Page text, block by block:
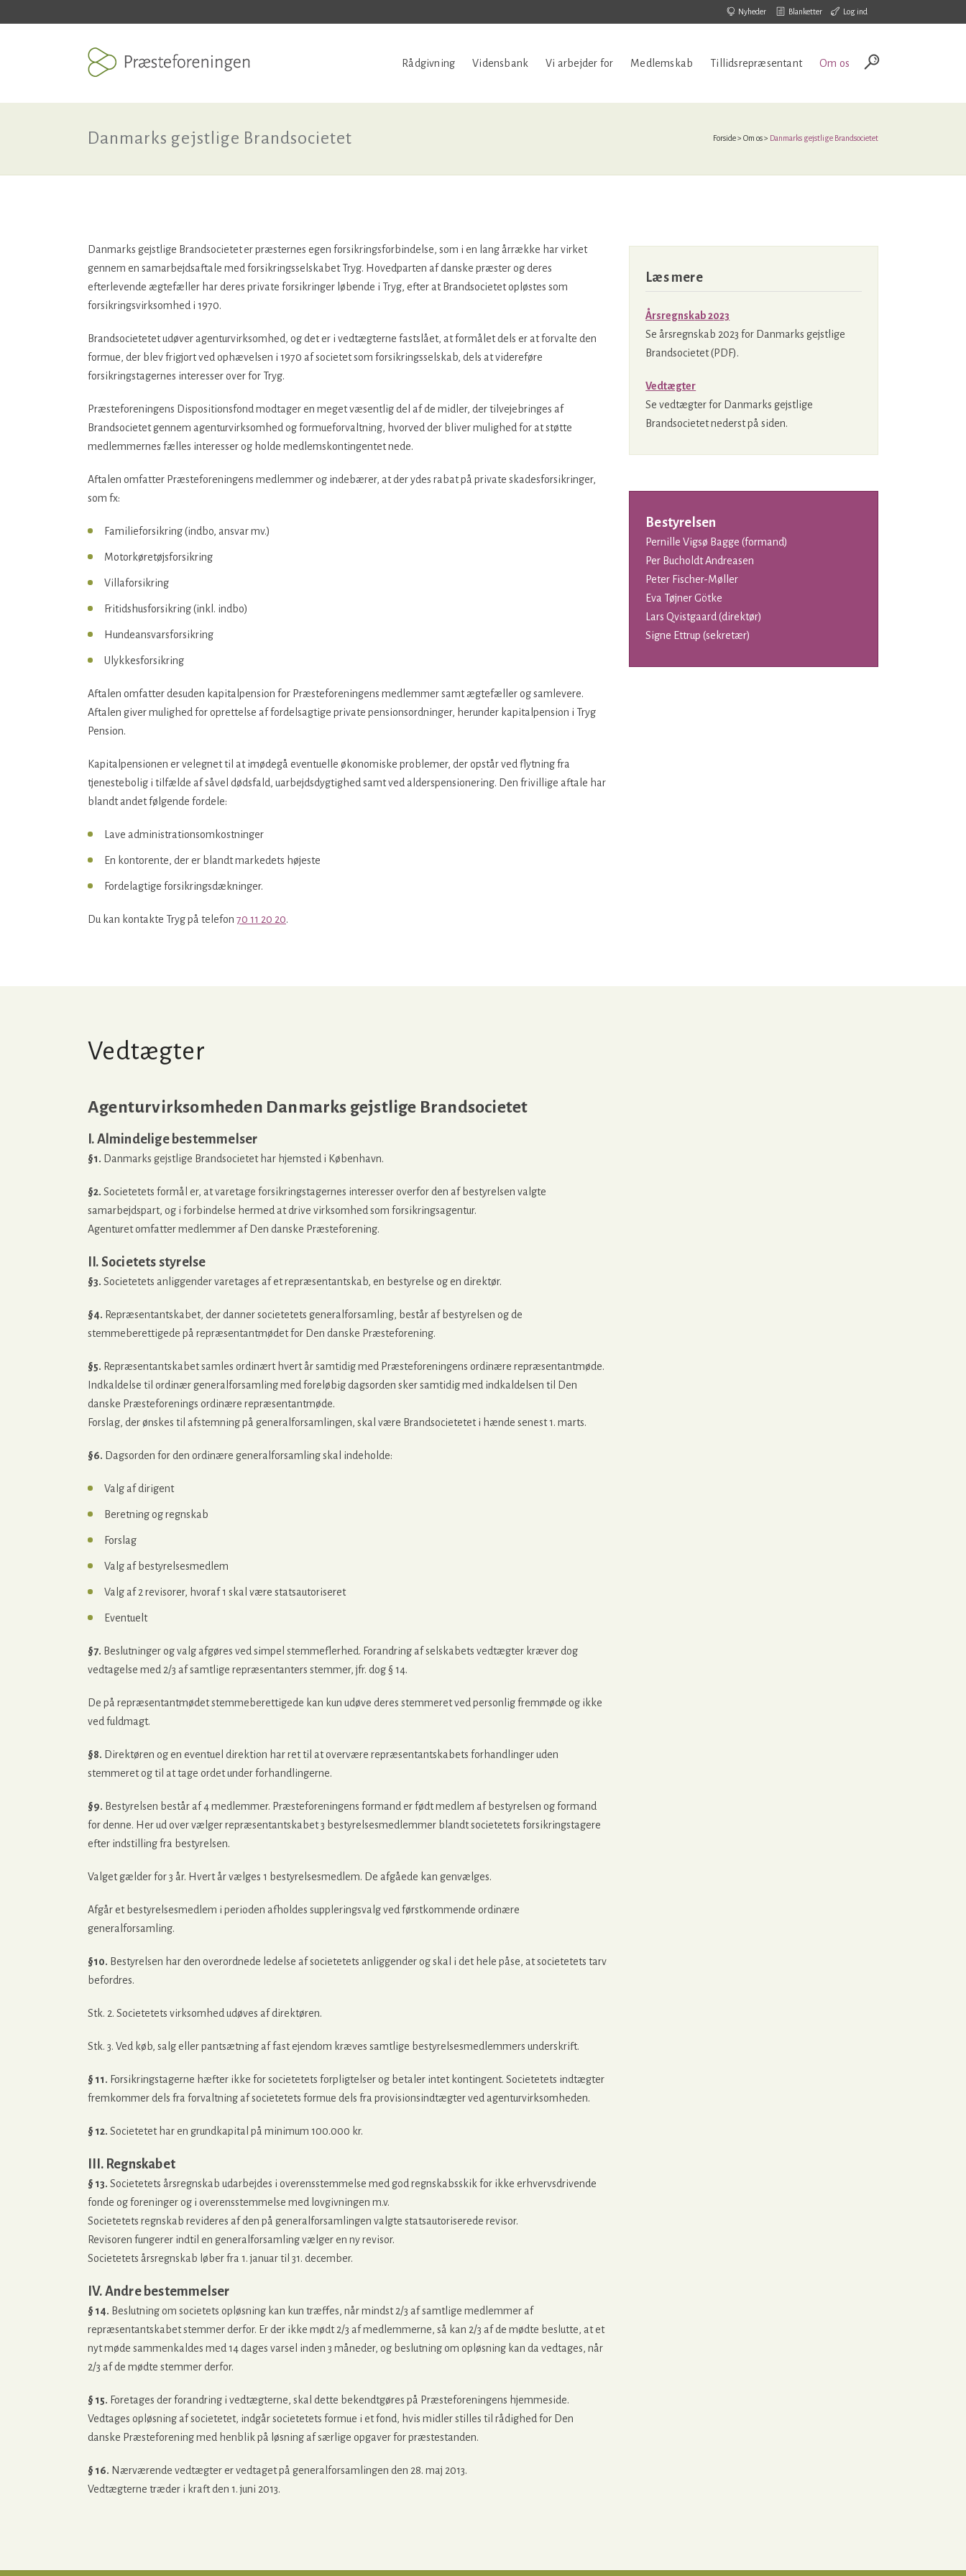
Nyheder Blanketter Log ind
Rådgivning Vidensbank Vi arbejder for Medlemskab Tillidsrepræsentant Om os
Danmarks gejstlige Brandsocietet Forside> Om os> Danmarks gejstlige Brandsocietet
Danmarks gejstlige Brandsocieteter præsternes egen forsikringsforbindelse, som i en lang årrække har virket
gennem en samarbejdsaftale med forsikringsselskabet Tryg. Hovedparten af danske præster og deres
efterlevende ægtefæller har deres private forsikringer løbende i Tryg, efter at Brandsocietet opløstes som
forsikringsvirksomhed i 1970.
Brandsocietetet udøver agenturvirksomhed, og det er i vedtægterne fastslået, at formålet dels er at forvalte den
formue, der blev frigjort ved ophævelsen i 1970 af societet som forsikringsselskab, dels at videreføre
forsikringstagernes interesser over for Tryg.
Præsteforeningens Dispositionsfond modtager en meget væsentlig del af de midler, der tilvejebringes af
Brandsocietet gennem agenturvirksomhed og formueforvaltning, hvorved der bliver mulighed for at støtte
medlemmernes fælles interesser og holde medlemskontingentet nede.
Aftalen omfatter Præsteforeningens medlemmer og indebærer, at der ydes rabat på private skadesforsikringer,
som fx:
Familieforsikring (indbo, ansvar mv.)
Motorkøretøjsforsikring
Villaforsikring
Fritidshusforsikring (inkl. indbo)
Hundeansvarsforsikring
Ulykkesforsikring
Aftalen omfatter desuden kapitalpension for Præsteforeningens medlemmer samt ægtefæller og samlevere.
Aftalen giver mulighed for oprettelse af fordelsagtige private pensionsordninger, herunder kapitalpension i Tryg
Pension.
Kapitalpensionen er velegnet til at imødegå eventuelle økonomiske problemer, der opstår ved flytning fra
tjenestebolig i tilfælde af såvel dødsfald, uarbejdsdygtighed samt ved alderspensionering. Den frivillige aftale har
blandt andet følgende fordele:
Lave administrationsomkostninger
En kontorente, der er blandt markedets højeste
Fordelagtige forsikringsdækninger.
Du kan kontakte Tryg på telefon 70 11 20 20.
Læs mere
Årsregnskab 2023
Se årsregnskab 2023 for Danmarks gejstlige
Brandsocietet (PDF).
Vedtægter
Se vedtægter for Danmarks gejstlige
Brandsocietet nederst på siden.
Bestyrelsen
Pernille Vigsø Bagge (formand)
Per Bucholdt Andreasen
Peter Fischer-Møller
Eva Tøjner Götke
Lars Qvistgaard (direktør)
Signe Ettrup (sekretær)
Vedtægter
Agenturvirksomheden Danmarks gejstlige Brandsocietet
I. Almindelige bestemmelser
§1. Danmarks gejstlige Brandsocietet har hjemsted i København.
§2. Societetets formål er, at varetage forsikringstagernes interesser overfor den af bestyrelsen valgte
samarbejdspart, og i forbindelse hermed at drive virksomhed som forsikringsagentur.
Agenturet omfatter medlemmer af Den danske Præsteforening.
II. Societets styrelse
§3. Societetets anliggender varetages af et repræsentantskab, en bestyrelse og en direktør.
§4. Repræsentantskabet, der danner societetets generalforsamling, består af bestyrelsen og de
stemmeberettigede på repræsentantmødet for Den danske Præsteforening.
§5. Repræsentantskabet samles ordinært hvert år samtidig med Præsteforeningens ordinære repræsentantmøde.
Indkaldelse til ordinær generalforsamling med foreløbig dagsorden sker samtidig med indkaldelsen til Den
danske Præsteforenings ordinære repræsentantmøde.
Forslag, der ønskes til afstemning på generalforsamlingen, skal være Brandsocietetet i hænde senest 1. marts.
§6. Dagsorden for den ordinære generalforsamling skal indeholde:
Valg af dirigent
Beretning og regnskab
Forslag
Valg af bestyrelsesmedlem
Valg af 2 revisorer, hvoraf 1 skal være statsautoriseret
Eventuelt
§7. Beslutninger og valg afgøres ved simpel stemmeflerhed. Forandring af selskabets vedtægter kræver dog
vedtagelse med 2/3 af samtlige repræsentanters stemmer, jfr. dog § 14.
De på repræsentantmødet stemmeberettigede kan kun udøve deres stemmeret ved personlig fremmøde og ikke
ved fuldmagt.
§8. Direktøren og en eventuel direktion har ret til at overvære repræsentantskabets forhandlinger uden
stemmeret og til at tage ordet under forhandlingerne.
§9. Bestyrelsen består af 4 medlemmer. Præsteforeningens formand er født medlem af bestyrelsen og formand
for denne. Her ud over vælger repræsentantskabet 3 bestyrelsesmedlemmer blandt societetets forsikringstagere
efter indstilling fra bestyrelsen.
Valget gælder for 3 år. Hvert år vælges 1 bestyrelsesmedlem. De afgåede kan genvælges.
Afgår et bestyrelsesmedlem i perioden afholdes suppleringsvalg ved førstkommende ordinære
generalforsamling.
§10. Bestyrelsen har den overordnede ledelse af societetets anliggender og skal i det hele påse, at societetets tarv
befordres.
Stk. 2. Societetets virksomhed udøves af direktøren.
Stk. 3. Ved køb, salg eller pantsætning af fast ejendom kræves samtlige bestyrelsesmedlemmers underskrift.
§ 11. Forsikringstagerne hæfter ikke for societetets forpligtelser og betaler intet kontingent. Societetets indtægter
fremkommer dels fra forvaltning af societetets formue dels fra provisionsindtægter ved agenturvirksomheden.
§ 12. Societetet har en grundkapital på minimum 100.000 kr.
III. Regnskabet
§ 13. Societetets årsregnskab udarbejdes i overensstemmelse med god regnskabsskik for ikke erhvervsdrivende
fonde og foreninger og i overensstemmelse med lovgivningen m.v.
Societetets regnskab revideres af den på generalforsamlingen valgte statsautoriserede revisor.
Revisoren fungerer indtil en generalforsamling vælger en ny revisor.
Societetets årsregnskab løber fra 1. januar til 31. december.
IV. Andre bestemmelser
§ 14. Beslutning om societets opløsning kan kun træffes, når mindst 2/3 af samtlige medlemmer af
repræsentantskabet stemmer derfor. Er der ikke mødt 2/3 af medlemmerne, så kan 2/3 af de mødte beslutte, at et
nyt møde sammenkaldes med 14 dages varsel inden 3 måneder, og beslutning om opløsning kan da vedtages, når
2/3 af de mødte stemmer derfor.
§ 15. Foretages der forandring i vedtægterne, skal dette bekendtgøres på Præsteforeningens hjemmeside.
Vedtages opløsning af societetet, indgår societetets formue i et fond, hvis midler stilles til rådighed for Den
danske Præsteforening med henblik på løsning af særlige opgaver for præstestanden.
§ 16. Nærværende vedtægter er vedtaget på generalforsamlingen den 28. maj 2013.
Vedtægterne træder i kraft den 1. juni 2013.